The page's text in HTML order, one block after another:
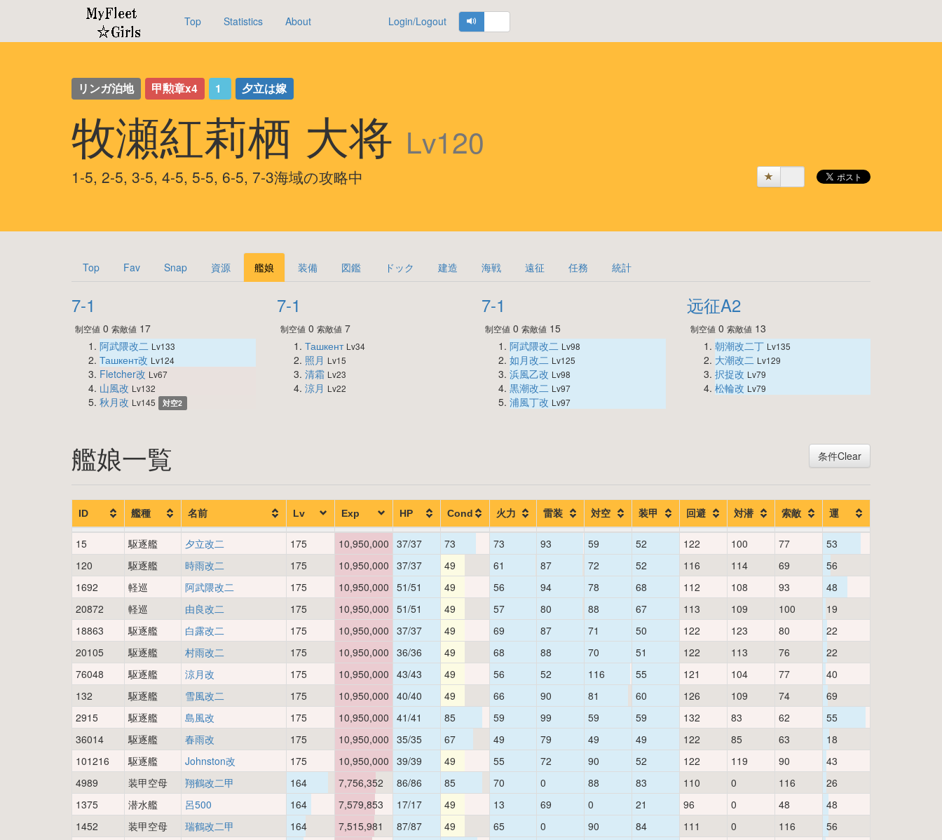
Top Statistics About Login/Logout
リンガ泊地 甲勲章x4 1 夕立は嫁
牧瀬紅莉栖 大将 Lv120
1-5, 2-5, 3-5, 4-5, 5-5, 6-5, 7-3海域の攻略中
Top Fav Snap 資源 艦娘 装備 図鑑 ドック 建造 海戦 遠征 任務 統計
7-1
制空値 0 索敵値 17
阿武隈改二 Lv133
Ташкент改 Lv124
Fletcher改 Lv67
山風改 Lv132
秋月改 Lv145 対空2
7-1
制空値0 索敵値7
Ташкент Lv34
照月 Lv15
清霜 Lv23
涼月 Lv22
7-1
制空値 0 索敵値 15
阿武隈改二 Lv98
如月改二 Lv125
浜風乙改 Lv98
黒潮改二 Lv97
浦風丁改 Lv97
远征A2
制空値0 索敵値13
朝潮改二丁 Lv135
大潮改二 Lv129
択捉改 Lv79
松輪改 Lv79
条件Clear
艦娘一覧
ID 艦種 名前 Lv Exp HP Cond 火力 雷装 対空 装甲 回避 対潜 索敵 運
15 駆逐艦 夕立改二 175 10,950,000 37/37 73 73 93 59 52 122 100 77
53
120
駆逐艦 時雨改二 175 10,950,000 37/37 49 61 87 72 52 116 114 69
56
1692
軽巡 阿武隈改二 175 10,950,000 51/51 49 56 94 78 68 112 108 93
48
20872
軽巡 由良改二 175 10,950,000 51/51 49 57 80 88 67 113 109 100
19
18863
駆逐艦 白露改二 175 10,950,000 37/37 49 69 87 71 50 122 123 80
22
20105
駆逐艦 村雨改二 175 10,950,000 36/36 49 68 88 70 51 122 113 76
22
76048
駆逐艦 涼月改 175 10,950,000 43/43 49 56 52 116 55 121 104 77
40
132
駆逐艦 雪風改二 175 10,950,000 40/40 49 66 90 81 60 126 109 74
69
2915
駆逐艦 島風改 175 10,950,000 41/41 85 59 99 59 59 132 83 62
55
36014
駆逐艦 春雨改 175 10,950,000 35/35 67 49 79 49 49 122 85 63
18
101216
駆逐艦 Johnston改 175 10,950,000 39/39 49 55 72 90 52 122 119 90
43
4989
装甲空母 翔鶴改二甲 164 7,756,352 86/86 85 70 0 88 83 110 0 116
26
1375
潜水艦 呂500 164 7,579,853 17/17 49 13 69 0 21 96 0 48
48
1452
装甲空母 瑞鶴改二甲 164 7,515,981 87/87 49 65 0 90 84 111 0 116
56